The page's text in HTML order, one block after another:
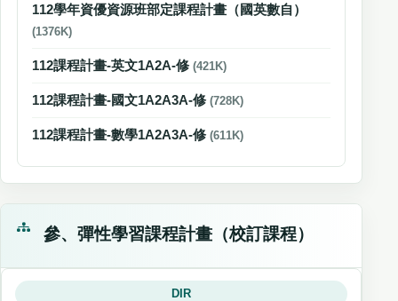
112學年資優資源班部定課程計畫（國英數自）
(1376K)
112課程計畫-英文1A2A-修 (421K)
112課程計畫-國文1A2A3A-修 (728K)
112課程計畫-數學1A2A3A-修 (611K)
參、彈性學習課程計畫（校訂課程）
DIR